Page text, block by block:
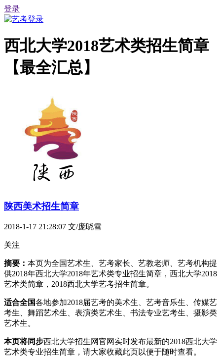
登录
西北大学2018艺术类招生简章
【最全汇总】
陕西美术招生简章
2018-1-17 21:28:07 文/庞晓雪
关注
摘要： 本页为全国艺术生、艺考家长、艺教老师、艺考机构提
供2018年西北大学2018年艺术类专业招生简章，西北大学2018
艺术类简章，2018西北大学艺考招生简章。
适合全国各地参加2018届艺考的美术生、艺考音乐生、传媒艺
考生、舞蹈艺术生、表演类艺术生、书法专业艺考生、摄影类
艺术生。
本页将同步西北大学招生网官网实时发布最新的2018西北大学
艺术类专业招生简章，请大家收藏此页以便于随时查看。